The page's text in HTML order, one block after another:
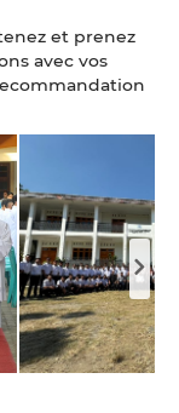
et prenez
avec vos